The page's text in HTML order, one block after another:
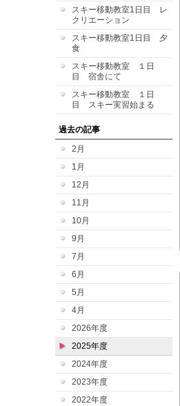
スキー移動教室1日目 レ
クリエーション
スキー移動教室1日目 夕
食
スキー移動教室 １日
目 宿舎にて
スキー移動教室 １日
目 スキー実習始まる
過去の記事
2月
1月
12月
11月
10月
9月
7月
6月
5月
4月
2026年度
2025年度
2024年度
2023年度
2022年度